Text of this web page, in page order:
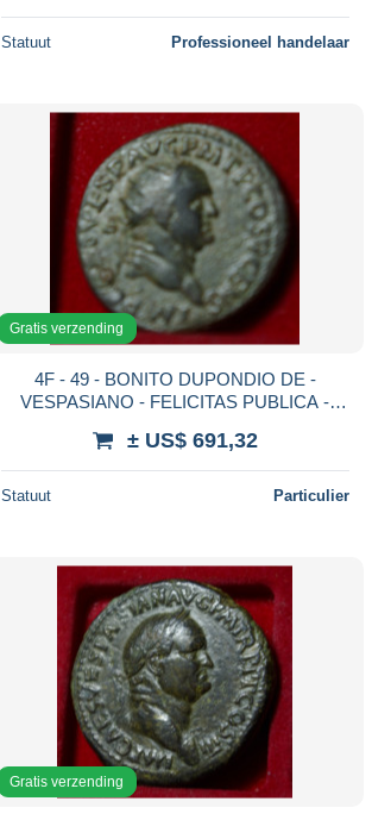
Statuut Professioneel handelaar
Gratis verzending
4F - 49 - BONITO DUPONDIO DE -
VESPASIANO - FELICITAS PUBLICA -
± US$ 691,32
Statuut Particulier
Gratis verzending